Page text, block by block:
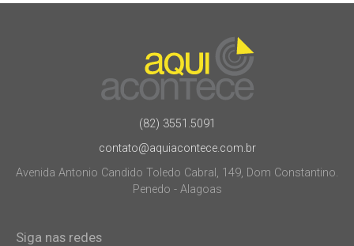
(82) 3551.5091
contato@aquiacontece.com.br
Avenida Antonio Candido Toledo Cabral, 149, Dom Constantino.
Penedo - Alagoas
Siga nas redes